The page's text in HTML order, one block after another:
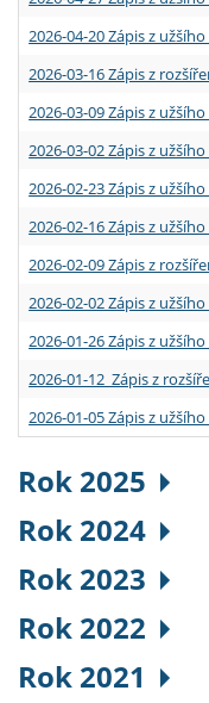
2026-04-20 Zápis z
2026-03-16 Zápis z
2026-03-09 Zápis z
2026-03-02 Zápis z
2026-02-23 Zápis z
2026-02-16 Zápis z
2026-02-09 Zápis z
2026-02-02 Zápis z
2026-01-26 Zápis z
2026-01-12 Zápis z
2026-01-05 Zápis z
Rok 2025
Rok 2024
Rok 2023
Rok 2022
Rok 2021